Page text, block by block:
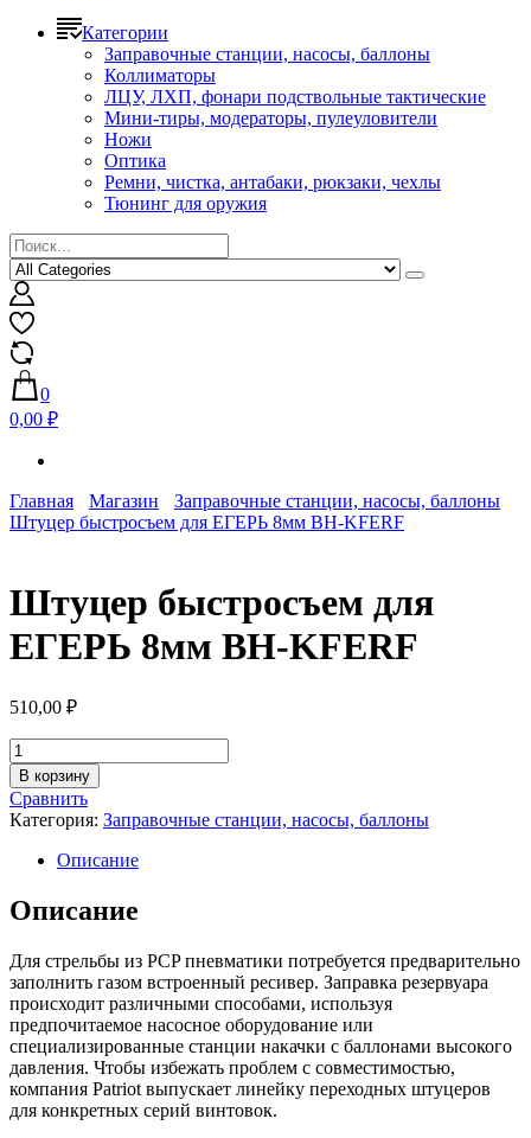
Категории
Заправочные станции, насосы, баллоны
Коллиматоры
ЛЦУ, ЛХП, фонари подствольные тактические
Мини-тиры, модераторы, пулеуловители
Ножи
Оптика
Ремни, чистка, антабаки, рюкзаки, чехлы
Тюнинг для оружия
0
0,00 ₽
Главная Магазин
Заправочные станции, насосы, баллоны
Штуцер быстросъем для ЕГЕРЬ 8мм BH-KFERF
Штуцер быстросъем для
ЕГЕРЬ 8мм BH-KFERF
510,00 ₽
Количество
товара
Штуцер
быстросъем
для
ЕГЕРЬ
BH-
KFERF
В корзину
Сравнить
Категория: Заправочные станции, насосы, баллоны
Описание
Описание
Для стрельбы из PCP пневматики потребуется предварительно
заполнить газом встроенный ресивер. Заправка резервуара
происходит различными способами, используя
предпочитаемое насосное оборудование или
специализированные станции накачки с баллонами высокого
давления. Чтобы избежать проблем с совместимостью,
компания Patriot выпускает линейку переходных штуцеров
для конкретных серий винтовок.